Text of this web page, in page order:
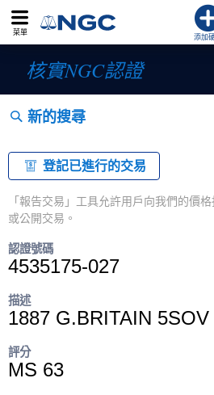
菜單
添加
核實NGC認證
新的搜尋
登記已進行的交易
「報告交易」工具允許用戶向我們的價
或公開交易。
認證號碼
4535175-027
描述
1887 G.BRITAIN 5SOV
評分
MS 63